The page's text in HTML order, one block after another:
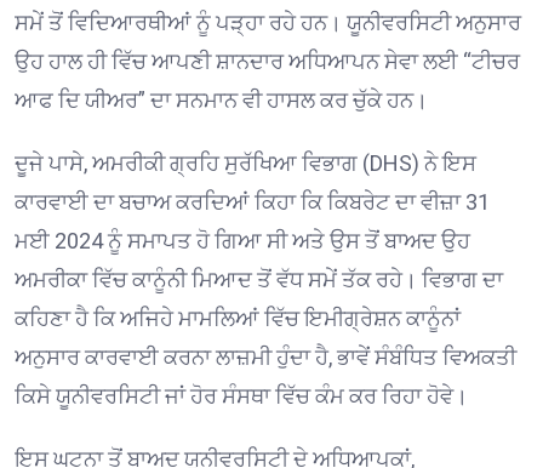
ਸਮੇਂ ਤੋਂ ਵਿਦਿਆਰਥੀਆਂ ਨੂੰ ਪੜ੍ਹਾ ਰਹੇ ਹਨ। ਯੂਨੀਵਰਸਿਟੀ ਅਨੁਸਾਰ
ਉਹ ਹਾਲ ਹੀ ਵਿੱਚ ਆਪਣੀ ਸ਼ਾਨਦਾਰ ਅਧਿਆਪਨ ਸੇਵਾ ਲਈ “ਟੀਚਰ
ਆਫ ਦਿ ਯੀਅਰ” ਦਾ ਸਨਮਾਨ ਵੀ ਹਾਸਲ ਕਰ ਚੁੱਕੇ ਹਨ।
ਦੂਜੇ ਪਾਸੇ, ਅਮਰੀਕੀ ਗ੍ਰਹਿ ਸੁਰੱਖਿਆ ਵਿਭਾਗ (DHS) ਨੇ ਇਸ
ਕਾਰਵਾਈ ਦਾ ਬਚਾਅ ਕਰਦਿਆਂ ਕਿਹਾ ਕਿ ਕਿਬਰੇਟ ਦਾ ਵੀਜ਼ਾ 31
ਮਈ 2024 ਨੂੰ ਸਮਾਪਤ ਹੋ ਗਿਆ ਸੀ ਅਤੇ ਉਸ ਤੋਂ ਬਾਅਦ ਉਹ
ਅਮਰੀਕਾ ਵਿੱਚ ਕਾਨੂੰਨੀ ਮਿਆਦ ਤੋਂ ਵੱਧ ਸਮੇਂ ਤੱਕ ਰਹੇ। ਵਿਭਾਗ ਦਾ
ਕਹਿਣਾ ਹੈ ਕਿ ਅਜਿਹੇ ਮਾਮਲਿਆਂ ਵਿੱਚ ਇਮੀਗ੍ਰੇਸ਼ਨ ਕਾਨੂੰਨਾਂ
ਅਨੁਸਾਰ ਕਾਰਵਾਈ ਕਰਨਾ ਲਾਜ਼ਮੀ ਹੁੰਦਾ ਹੈ, ਭਾਵੇਂ ਸੰਬੰਧਿਤ ਵਿਅਕਤੀ
ਕਿਸੇ ਯੂਨੀਵਰਸਿਟੀ ਜਾਂ ਹੋਰ ਸੰਸਥਾ ਵਿੱਚ ਕੰਮ ਕਰ ਰਿਹਾ ਹੋਵੇ।
ਇਸ ਘਟਨਾ ਤੋਂ ਬਾਅਦ ਯੂਨੀਵਰਸਿਟੀ ਦੇ ਅਧਿਆਪਕਾਂ,